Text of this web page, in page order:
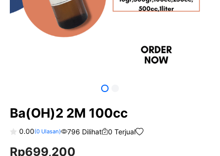
Ba(OH)2 2M 100cc
o
0.00(0Ulasan) 796 Dilihat 0 Terjual
Rp699,200